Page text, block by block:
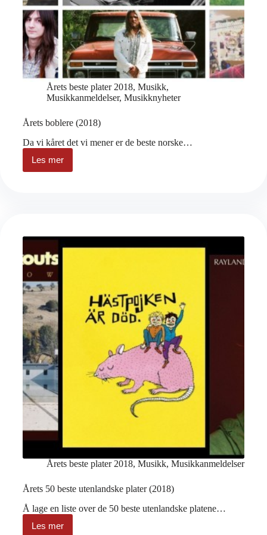
Årets beste plater 2018, Musikk,
Musikkanmeldelser, Musikknyheter
Årets boblere (2018)
Da vi kåret det vi mener er de beste norske…
Les mer
Årets
boblere
Årets beste plater 2018, Musikk, Musikkanmeldelser
Årets 50 beste utenlandske plater (2018)
Å lage en liste over de 50 beste utenlandske platene…
Les mer
Årets